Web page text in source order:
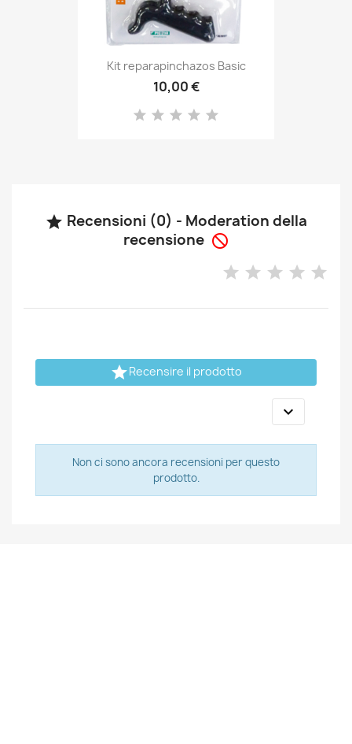
Kit reparapinchazos Basic
10,00 €
 Recensioni (0) - Moderation della
recensione 
Recensire il prodotto

Non ci sono ancora recensioni per questo
prodotto.